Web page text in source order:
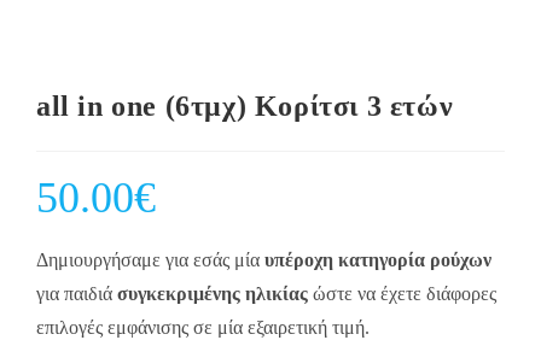
all in one (6τμχ) Κορίτσι 3 ετών
50.00€
Δημιουργήσαμε για εσάς μία υπέροχη κατηγορία ρούχων
για παιδιά συγκεκριμένης ηλικίας ώστε να έχετε διάφορες
επιλογές εμφάνισης σε μία εξαιρετική τιμή.